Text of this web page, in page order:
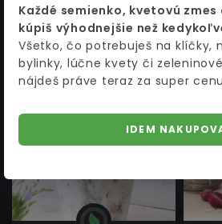
AKCIA
Každé semienko, kvetovú
kúpiš výhodnejšie než
Všetko, čo potrebuješ na klíčky,
bylinky, lúčne kvety či
nájdeš práve teraz za super
IDEM